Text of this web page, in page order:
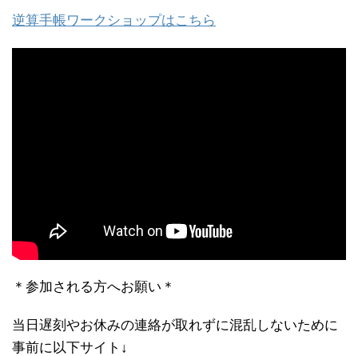
逆算手帳ワークショップはこちら
＊参加される方へお願い＊
当日遅刻やお休みの連絡が取れずに混乱しないために
事前に以下サイト↓